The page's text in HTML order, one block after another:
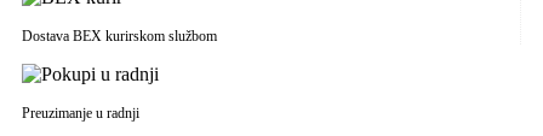
Dostava BEX kurirskom službom
Preuzimanje u radnji